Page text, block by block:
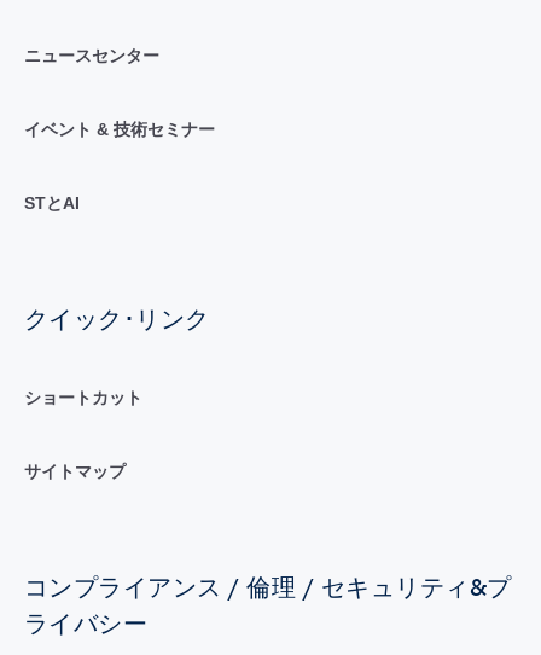
ニュースセンター
イベント & 技術セミナー
STとAI
クイック･リンク
ショートカット
サイトマップ
コンプライアンス / 倫理 / セキュリティ&プ
ライバシー